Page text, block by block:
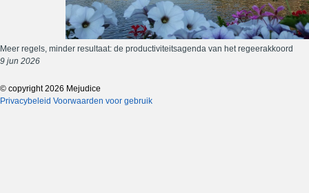
Meer regels, minder resultaat: de productiviteitsagenda van het regeerakkoord
9 jun 2026
© copyright 2026 Mejudice
Privacybeleid Voorwaarden voor gebruik